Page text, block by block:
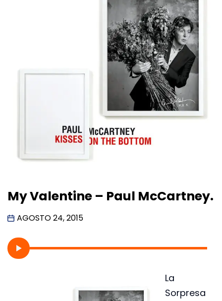
My Valentine – Paul McCartney.
AGOSTO 24, 2015
La
Sorpresa